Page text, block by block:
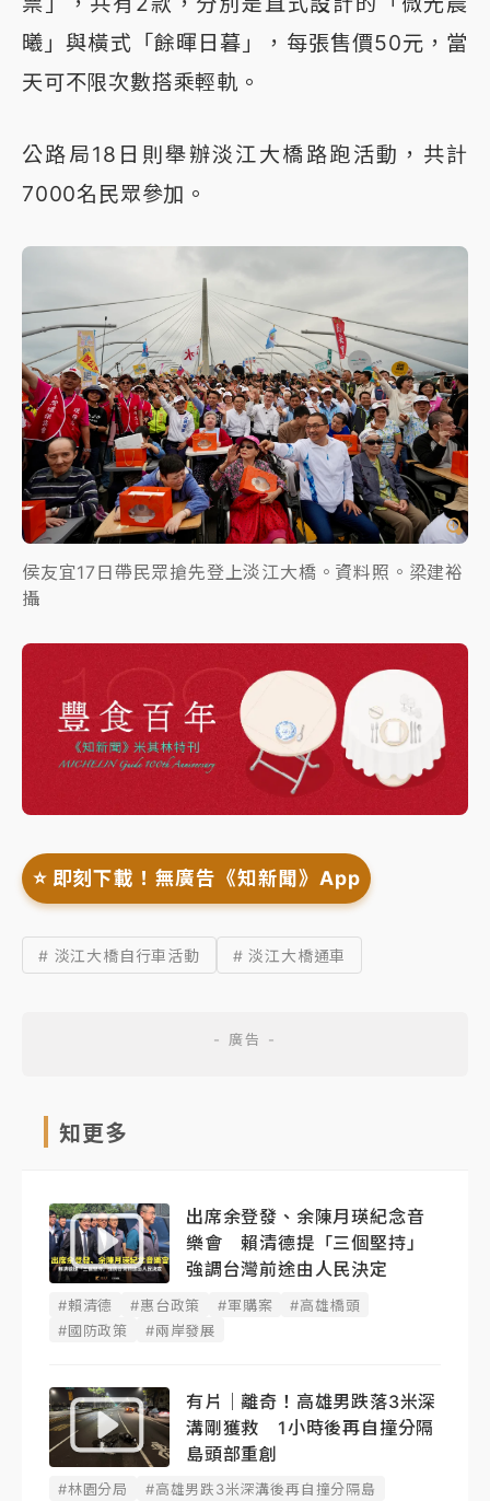
曦」與橫式「餘暉日暮」，每張售價50元，當
天可不限次數搭乘輕軌。
公路局18日則舉辦淡江大橋路跑活動，共計
7000名民眾參加。
侯友宜17日帶民眾搶先登上淡江大橋。資料照。梁建裕
攝
⭐️ 即刻下載！無廣告《知新聞》App
# 淡江大橋自行車活動 # 淡江大橋通車
知更多
出席余登發、余陳月瑛紀念音
樂會 賴清德提「三個堅持」
強調台灣前途由人民決定
#賴清德 #惠台政策 #軍購案
#高雄橋頭
#國防政策
#兩岸發展
有片｜離奇！高雄男跌落3米深
溝剛獲救 1小時後再自撞分隔
島頭部重創
#林園分局 #高雄男跌3米深溝後再自撞分隔島